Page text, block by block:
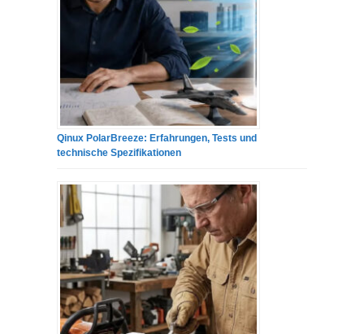
Qinux PolarBreeze: Erfahrungen, Tests und
technische Spezifikationen